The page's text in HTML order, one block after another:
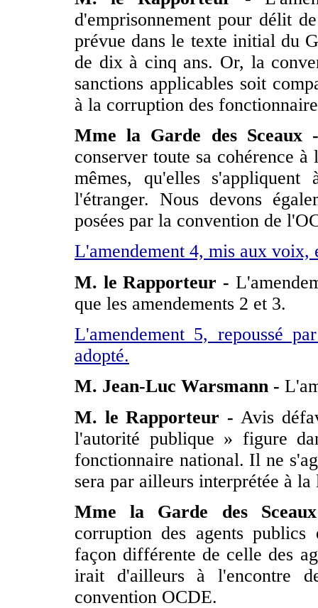
d'emprisonnement pour délit
prévue dans le texte initial du
de dix à cinq ans. Or, la
sanctions applicables soit
à la corruption des
Mme la Garde des Sceaux
conserver toute sa cohérence
mêmes, qu'elles
l'étranger. Nous devons
posées par la convention de
L'amendement 4, mis aux voix,
M. le Rapporteur -
que les amendements 2 et 3.
L'amendement 5, repoussé
adopté.
M. Jean-Luc Warsmann -
M. le Rapporteur - Avis
l'autorité publique » figure
fonctionnaire national. Il ne
sera par ailleurs interprétée à
Mme la Garde des Sceaux
corruption des agents
façon différente de celle des
irait d'ailleurs à l'encontre
convention OCDE.